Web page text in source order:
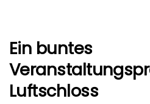
Ein buntes
Luftschloss